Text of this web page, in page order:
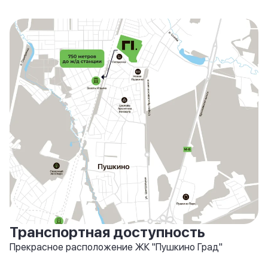
Транспортная доступность
Прекрасное расположение ЖК "Пушкино Град"